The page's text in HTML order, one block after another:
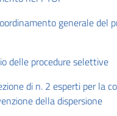
generale del
delle procedure selettive
di n. 2 esperti per la
della dispersione